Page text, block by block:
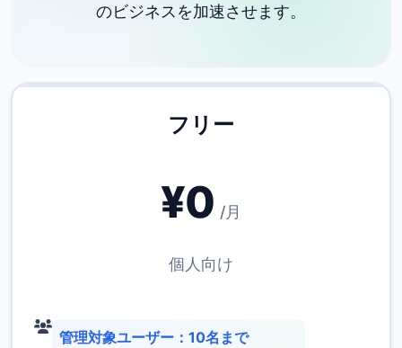
のビジネスを加速させます。
フリー
¥0 /月
個人向け
管理対象ユーザー：10名まで